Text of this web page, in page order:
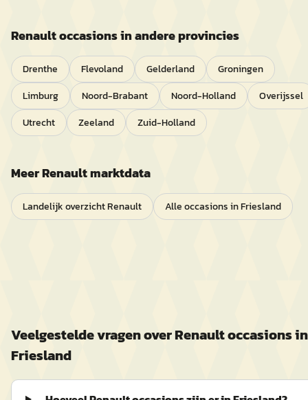
Renaultoccasions in andere provincies
Drenthe Flevoland Gelderland
Groningen
Limburg
Noord-Brabant Noord-Holland
Overijssel
Utrecht
Zeeland Zuid-Holland
MeerRenaultmarktdata
Landelijk overzichtRenault Alle occasions inFriesland
Veelgestelde vragen overRenaultoccasions in
Friesland